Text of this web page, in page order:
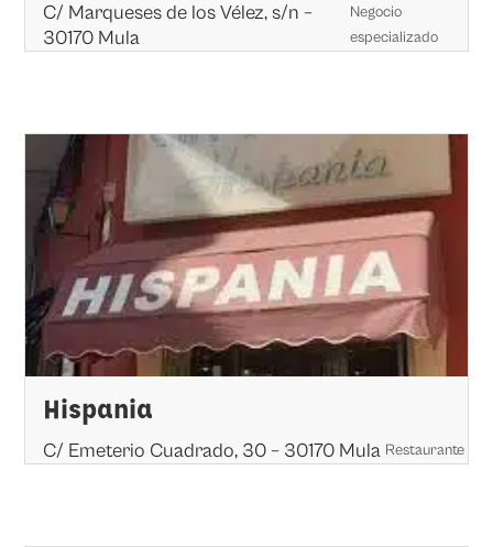
C/ Marqueses de los Vélez, s/n –
30170 Mula
Negocio
especializado
Hispania
C/ Emeterio Cuadrado, 30 – 30170 Mula Restaurante